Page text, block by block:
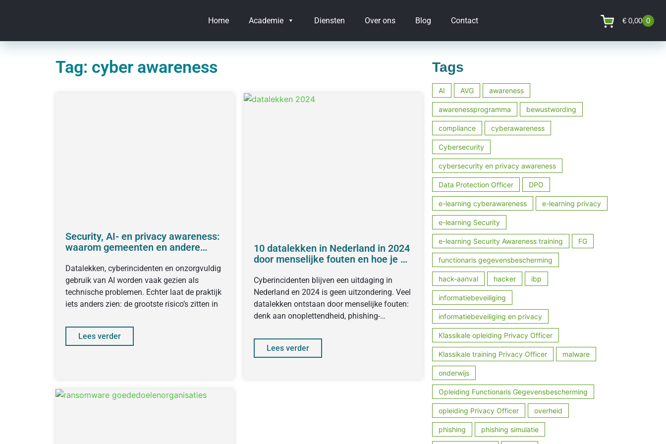
Home Academie Diensten Over ons Blog Contact € 0,00 0
Tag: cyber awareness
Security, AI- en privacy awareness:
waarom gemeenten en andere
structureel moeten investeren
Datalekken, cyberincidenten en onzorgvuldig
gebruik van AI worden vaak gezien als
technische problemen. Echter laat de praktijk
iets anders zien: de grootste risico’s zitten in
Lees verder
10 datalekken in Nederland in 2024
door menselijke fouten en hoe je ze
Cyberincidenten blijven een uitdaging in
Nederland en 2024 is geen uitzondering. Veel
datalekken ontstaan door menselijke fouten:
denk aan onoplettendheid, phishing-
Lees verder
Tags
AI AVG awareness
awarenessprogramma bewustwording
compliance cyberawareness
Cybersecurity
cybersecurity en privacy awareness
Data Protection Officer DPO
e-learning cyberawareness e-learning privacy
e-learning Security
e-learning Security Awareness training FG
functionaris gegevensbescherming
hack-aanval hacker ibp
informatiebeveiliging
informatiebeveiliging en privacy
Klassikale opleiding Privacy Officer
Klassikale training Privacy Officer malware
onderwijs
Opleiding Functionaris Gegevensbescherming
opleiding Privacy Officer overheid
phishing phishing simulatie